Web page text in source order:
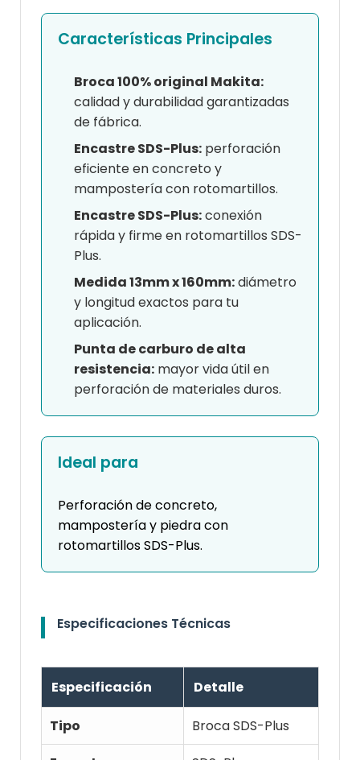
Características Principales
Broca 100% original Makita:
calidad y durabilidad garantizadas
de fábrica.
Encastre SDS-Plus: perforación
eficiente en concreto y
mampostería con rotomartillos.
Encastre SDS-Plus:conexión
rápida y firme en rotomartillos SDS-
Plus.
Medida 13mm x 160mm:diámetro
y longitud exactos para tu
aplicación.
Punta de carburo de alta
resistencia: mayor vida útil en
perforación de materiales duros.
Ideal para
Perforación de concreto,
mampostería y piedra con
rotomartillos SDS-Plus.
Especificaciones Técnicas
Especificación Detalle
Tipo
Broca SDS-Plus